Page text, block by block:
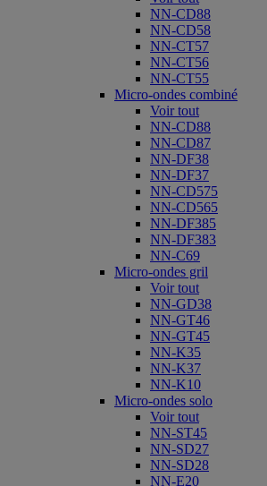
NN-CD88
NN-CD58
NN-CT57
NN-CT56
NN-CT55
Micro-ondes combiné
Voir tout
NN-CD88
NN-CD87
NN-DF38
NN-DF37
NN-CD575
NN-CD565
NN-DF385
NN-DF383
NN-C69
Micro-ondes gril
Voir tout
NN-GD38
NN-GT46
NN-GT45
NN-K35
NN-K37
NN-K10
Micro-ondes solo
Voir tout
NN-ST45
NN-SD27
NN-SD28
NN-E20